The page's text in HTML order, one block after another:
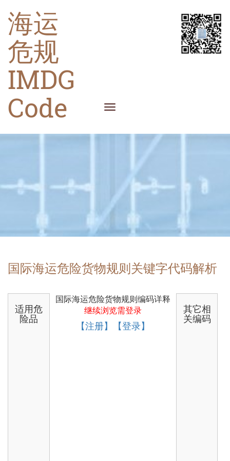
海运
危规
IMDG
Code
国际海运危险货物规则关键字代码解析
适用危
险品
国际海运危险货物规则编码详释
继续浏览需登录
【注册】【登录】
其它相
关编码